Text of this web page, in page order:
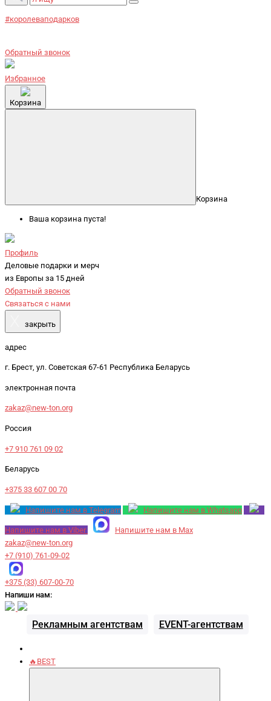
#королеваподарков
Обратный звонок
Избранное
Корзина
Корзина
Ваша корзина пуста!
Профиль
Деловые подарки и мерч
из Европы за 15 дней
Обратный звонок
Связаться с нами
закрыть
адрес
г. Брест, ул. Советская 67-61 Республика Беларусь
электронная почта
zakaz@new-ton.org
Россия
+7 910 761 09 02
Беларусь
+375 33 607 00 70
Напишите нам в Telegram Напишите нам в Whatsapp
Напишите нам в Viber
Напишите нам в Max
zakaz@new-ton.org
+7 (910) 761-09-02
+375 (33) 607-00-70
Напиши нам:
Рекламным агентствам EVENT-агентствам
🔥BEST